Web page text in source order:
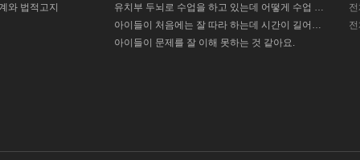
와 법적고지
유치부 두뇌로 수업을 하고 있는데 어떻게 수업 중인지 모르겠어요.
아이들이 처음에는 잘 따라 하는데 시간이 길어지면 힘들어해요
아이들이 문제를 잘 이해 못하는 것 같아요.